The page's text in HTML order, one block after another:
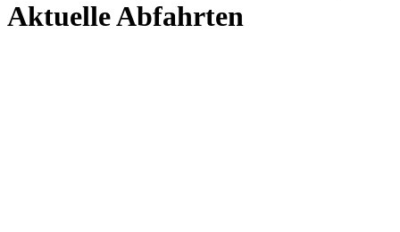
Aktuelle Abfahrten